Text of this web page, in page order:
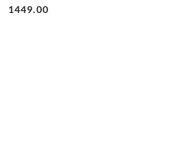
Cena:
Cena:
1449.00